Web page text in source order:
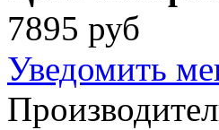
7895 руб
Уведомить